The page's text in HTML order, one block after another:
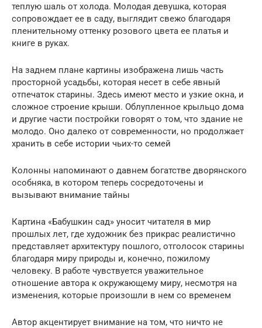
теплую шаль от холода. Молодая девушка, которая
сопровождает ее в саду, выглядит свежо благодаря
пленительному оттенку розового цвета ее платья и
книге в руках.
На заднем плане картины изображена лишь часть
просторной усадьбы, которая несет в себе явный
отпечаток старины. Здесь имеют место и узкие окна, и
сложное строение крыши. Облупленное крыльцо дома
и другие части постройки говорят о том, что здание не
молодо. Оно далеко от современности, но продолжает
хранить в себе истории чьих-то семей
Колонны напоминают о давнем богатстве дворянского
особняка, в котором теперь сосредоточены и
вызывают внимание тайны
Картина «Бабушкин сад» уносит читателя в мир
прошлых лет, где художник без прикрас реалистично
представляет архитектуру пошлого, отголосок старины
благодаря миру природы и, конечно, пожилому
человеку. В работе чувствуется уважительное
отношение автора к окружающему миру, несмотря на
изменения, которые произошли в нем со временем
Автор акцентирует внимание на том, что ничто не